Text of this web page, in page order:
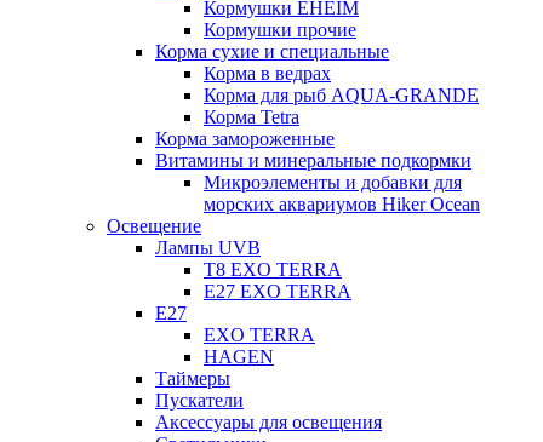
Кормушки EHEIM
Кормушки прочие
Корма сухие и специальные
Корма в ведрах
Корма для рыб AQUA-GRANDE
Корма Tetra
Корма замороженные
Витамины и минеральные подкормки
Микроэлементы и добавки для
морских аквариумов Hiker Ocean
Освещение
Лампы UVB
Т8 EXO TERRA
Е27 EXO TERRA
Е27
EXO TERRA
HAGEN
Таймеры
Пускатели
Аксессуары для освещения